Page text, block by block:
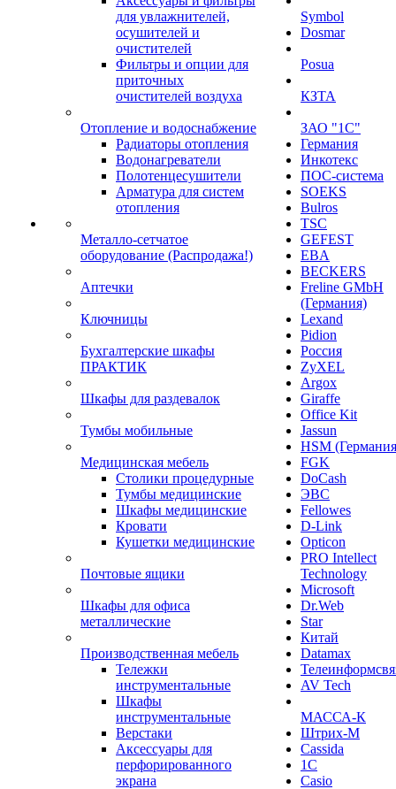
для увлажнителей,
осушителей и
очистителей
Фильтры и опции для
приточных
очистителей воздуха
Отопление и водоснабжение
Радиаторы отопления
Водонагреватели
Полотенцесушители
Арматура для систем
отопления
Металло-сетчатое
оборудование (Распродажа!)
Аптечки
Ключницы
Бухгалтерские шкафы
ПРАКТИК
Шкафы для раздевалок
Тумбы мобильные
Медицинская мебель
Столики процедурные
Тумбы медицинские
Шкафы медицинские
Кровати
Кушетки медицинские
Почтовые ящики
Шкафы для офиса
металлические
Производственная мебель
Тележки
инструментальные
Шкафы
инструментальные
Верстаки
Аксессуары для
перфорированного
экрана
Symbol
Dosmar
Posua
КЗТА
ЗАО "1С"
Германия
Инкотекс
ПОС-система
SOEKS
Bulros
TSC
GEFEST
EBA
BECKERS
Freline GMbH
(Германия)
Lexand
Pidion
Россия
ZyXEL
Argox
Giraffe
Office Kit
Jassun
HSM
FGK
DoCash
ЭВС
Fellowes
D-Link
Opticon
PRO Intellect
Technology
Microsoft
Dr.Web
Star
Китай
Datamax
AV Tech
МАССА-К
Штрих-М
Cassida
1С
Casio